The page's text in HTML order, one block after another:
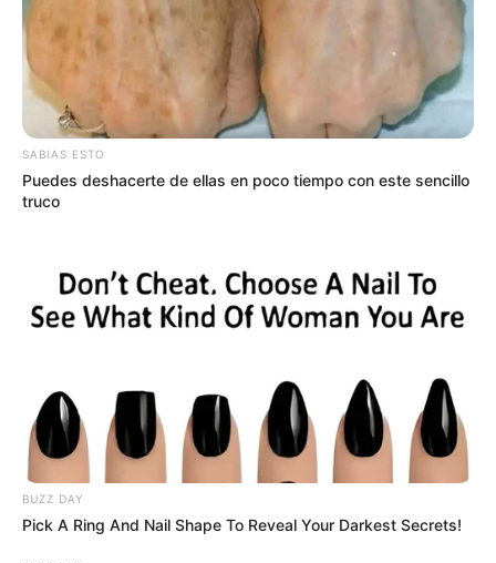
SABIAS ESTO
Puedes deshacerte de ellas en poco tiempo con este sencillo
truco
BUZZ DAY
Pick A Ring And Nail Shape To Reveal Your Darkest Secrets!